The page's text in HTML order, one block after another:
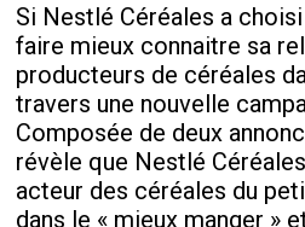
Si Nestlé Céréales a
faire mieux connaitre sa
producteurs de céréales
travers une nouvelle
Composée de deux
révèle que Nestlé
acteur des céréales du
dans le « mieux manger »